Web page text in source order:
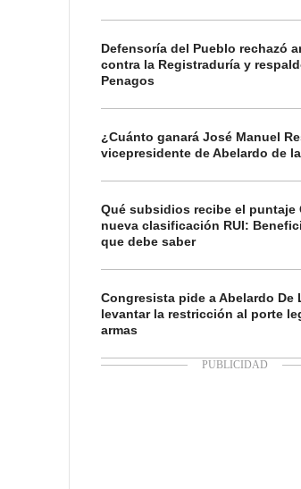
Defensoría del Pueblo rechazó
contra la Registraduría y
Penagos
¿Cuánto ganará José Manuel
vicepresidente de Abelardo de
Qué subsidios recibe el puntaje
nueva clasificación RUI:
que debe saber
Congresista pide a Abelardo De
levantar la restricción al porte
armas